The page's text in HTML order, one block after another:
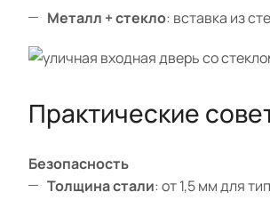
Металл + стекло: вставка из
Практические
Безопасность
Толщина стали: от 1,5 мм для